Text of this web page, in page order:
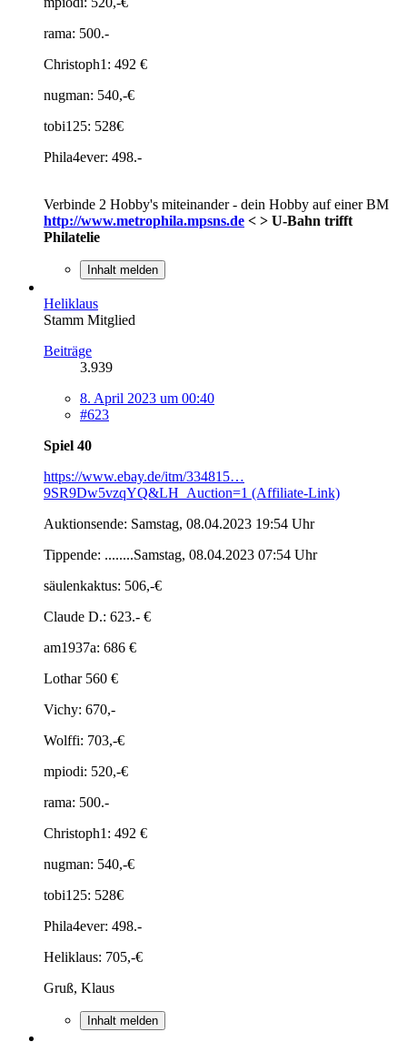
rama: 500.-
Christoph1: 492 €
nugman: 540,-€
tobi125: 528€
Phila4ever: 498.-
Verbinde 2 Hobby's miteinander - dein Hobby auf einer BM
http://www.metrophila.mpsns.de < > U-Bahn trifft
Philatelie
Inhalt melden
Heliklaus
Stamm Mitglied
Beiträge
3.939
8. April 2023 um 00:40
#623
Spiel 40
https://www.ebay.de/itm/334815…
9SR9Dw5vzqYQ&LH_Auction=1 (Affiliate-Link)
Auktionsende: Samstag, 08.04.2023 19:54 Uhr
Tippende: ........Samstag, 08.04.2023 07:54 Uhr
säulenkaktus: 506,-€
Claude D.: 623.- €
am1937a: 686 €
Lothar 560 €
Vichy: 670,-
Wolffi: 703,-€
mpiodi: 520,-€
rama: 500.-
Christoph1: 492 €
nugman: 540,-€
tobi125: 528€
Phila4ever: 498.-
Heliklaus: 705,-€
Gruß, Klaus
Inhalt melden